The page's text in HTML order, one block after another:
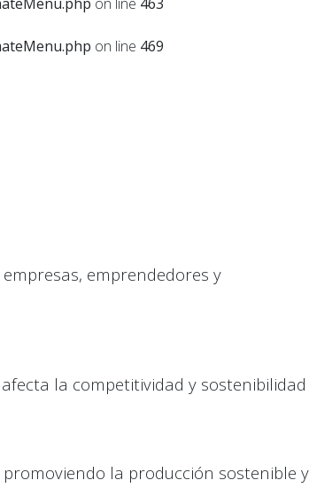
on line 469
emprendedores y
la competitividad y sostenibilidad
la producción sostenible y